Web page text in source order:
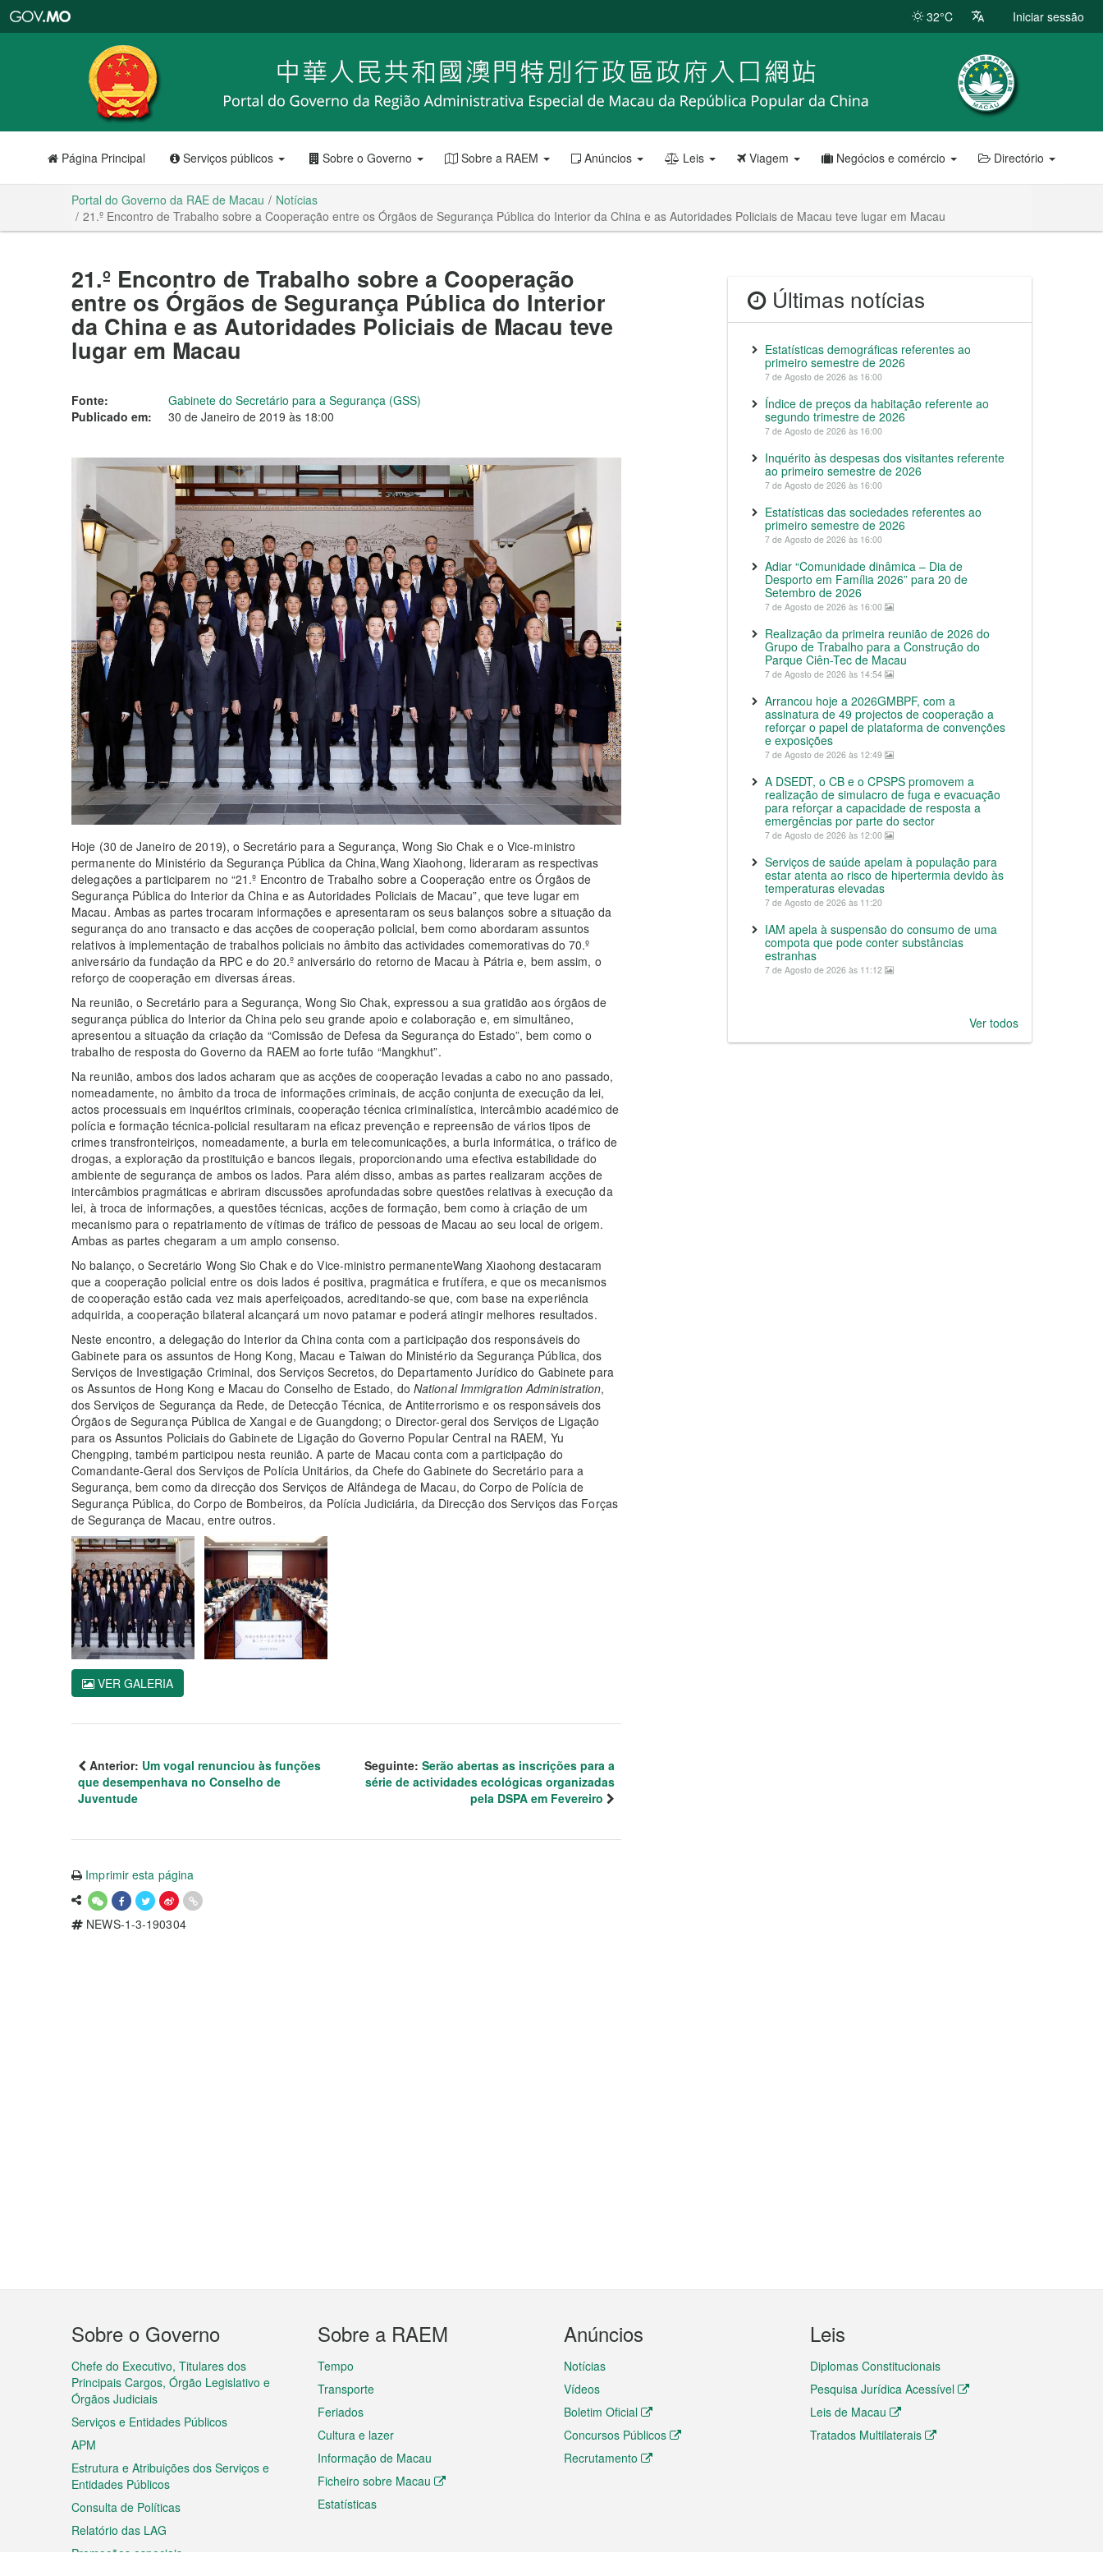
RAE
de
Macau
32°C Iniciar sessão
Página Principal Serviços públicos Sobre o Governo Sobre a RAEM Anúncios Leis Viagem Negócios e comércio Directório
Portal do Governo da RAE de Macau
Notícias
21.º Encontro de Trabalho sobre a Cooperação entre os Órgãos de Segurança Pública do Interior da China e as Autoridades Policiais de Macau teve lugar em Macau
21.º Encontro de Trabalho sobre a Cooperação
entre os Órgãos de Segurança Pública do Interior
da China e as Autoridades Policiais de Macau teve
lugar em Macau
Fonte:
Gabinete do Secretário para a Segurança (GSS)
Publicado em:
30 de Janeiro de 2019 às 18:00
Hoje (30 de Janeiro de 2019), o Secretário para a Segurança, Wong Sio Chak e o Vice-ministro
permanente do Ministério da Segurança Pública da China,Wang Xiaohong, lideraram as respectivas
delegações a participarem no “21.º Encontro de Trabalho sobre a Cooperação entre os Órgãos de
Segurança Pública do Interior da China e as Autoridades Policiais de Macau”, que teve lugar em
Macau. Ambas as partes trocaram informações e apresentaram os seus balanços sobre a situação da
segurança do ano transacto e das acções de cooperação policial, bem como abordaram assuntos
relativos à implementação de trabalhos policiais no âmbito das actividades comemorativas do 70.º
aniversário da fundação da RPC e do 20.º aniversário do retorno de Macau à Pátria e, bem assim, o
reforço de cooperação em diversas áreas.
Na reunião, o Secretário para a Segurança, Wong Sio Chak, expressou a sua gratidão aos órgãos de
segurança pública do Interior da China pelo seu grande apoio e colaboração e, em simultâneo,
apresentou a situação da criação da “Comissão de Defesa da Segurança do Estado”, bem como o
trabalho de resposta do Governo da RAEM ao forte tufão “Mangkhut”.
Na reunião, ambos dos lados acharam que as acções de cooperação levadas a cabo no ano passado,
nomeadamente, no âmbito da troca de informações criminais, de acção conjunta de execução da lei,
actos processuais em inquéritos criminais, cooperação técnica criminalística, intercâmbio académico de
polícia e formação técnica-policial resultaram na eficaz prevenção e repreensão de vários tipos de
crimes transfronteiriços, nomeadamente, a burla em telecomunicações, a burla informática, o tráfico de
drogas, a exploração da prostituição e bancos ilegais, proporcionando uma efectiva estabilidade do
ambiente de segurança de ambos os lados. Para além disso, ambas as partes realizaram acções de
intercâmbios pragmáticas e abriram discussões aprofundadas sobre questões relativas à execução da
lei, à troca de informações, a questões técnicas, acções de formação, bem como à criação de um
mecanismo para o repatriamento de vítimas de tráfico de pessoas de Macau ao seu local de origem.
Ambas as partes chegaram a um amplo consenso.
No balanço, o Secretário Wong Sio Chak e do Vice-ministro permanenteWang Xiaohong destacaram
que a cooperação policial entre os dois lados é positiva, pragmática e frutífera, e que os mecanismos
de cooperação estão cada vez mais aperfeiçoados, acreditando-se que, com base na experiência
adquirida, a cooperação bilateral alcançará um novo patamar e poderá atingir melhores resultados.
Neste encontro, a delegação do Interior da China conta com a participação dos responsáveis do
Gabinete para os assuntos de Hong Kong, Macau e Taiwan do Ministério da Segurança Pública, dos
Serviços de Investigação Criminal, dos Serviços Secretos, do Departamento Jurídico do Gabinete para
os Assuntos de Hong Kong e Macau do Conselho de Estado, do National Immigration Administration,
dos Serviços de Segurança da Rede, de Detecção Técnica, de Antiterrorismo e os responsáveis dos
Órgãos de Segurança Pública de Xangai e de Guangdong; o Director-geral dos Serviços de Ligação
para os Assuntos Policiais do Gabinete de Ligação do Governo Popular Central na RAEM, Yu
Chengping, também participou nesta reunião. A parte de Macau conta com a participação do
Comandante-Geral dos Serviços de Polícia Unitários, da Chefe do Gabinete do Secretário para a
Segurança, bem como da direcção dos Serviços de Alfândega de Macau, do Corpo de Polícia de
Segurança Pública, do Corpo de Bombeiros, da Polícia Judiciária, da Direcção dos Serviços das Forças
de Segurança de Macau, entre outros.
VER GALERIA
Anterior: Um vogal renunciou às funções
que desempenhava no Conselho de
Juventude
Seguinte: Serão abertas as inscrições para a
série de actividades ecológicas organizadas
pela DSPA em Fevereiro
Imprimir esta página
NEWS-1-3-190304
Últimas notícias
Estatísticas demográficas referentes ao
primeiro semestre de 2026
7 de Agosto de 2026 às 16:00
Índice de preços da habitação referente ao
segundo trimestre de 2026
7 de Agosto de 2026 às 16:00
Inquérito às despesas dos visitantes referente
ao primeiro semestre de 2026
7 de Agosto de 2026 às 16:00
Estatísticas das sociedades referentes ao
primeiro semestre de 2026
7 de Agosto de 2026 às 16:00
Adiar “Comunidade dinâmica – Dia de
Desporto em Família 2026” para 20 de
Setembro de 2026
7 de Agosto de 2026 às 16:00
Realização da primeira reunião de 2026 do
Grupo de Trabalho para a Construção do
Parque Ciên-Tec de Macau
7 de Agosto de 2026 às 14:54
Arrancou hoje a 2026GMBPF, com a
assinatura de 49 projectos de cooperação a
reforçar o papel de plataforma de convenções
e exposições
7 de Agosto de 2026 às 12:49
A DSEDT, o CB e o CPSPS promovem a
realização de simulacro de fuga e evacuação
para reforçar a capacidade de resposta a
emergências por parte do sector
7 de Agosto de 2026 às 12:00
Serviços de saúde apelam à população para
estar atenta ao risco de hipertermia devido às
temperaturas elevadas
7 de Agosto de 2026 às 11:20
IAM apela à suspensão do consumo de uma
compota que pode conter substâncias
estranhas
7 de Agosto de 2026 às 11:12
Ver todos
Menu
do
rodapé
Sobre o Governo
Chefe do Executivo, Titulares dos
Principais Cargos, Órgão Legislativo e
Órgãos Judiciais
Serviços e Entidades Públicos
APM
Estrutura e Atribuições dos Serviços e
Entidades Públicos
Consulta de Políticas
Relatório das LAG
Promoções especiais
Sobre a RAEM
Tempo
Transporte
Feriados
Cultura e lazer
Informação de Macau
Ficheiro sobre Macau
Estatísticas
Anúncios
Notícias
Vídeos
Boletim Oficial
Concursos Públicos
Recrutamento
Leis
Diplomas Constitucionais
Pesquisa Jurídica Acessível
Leis de Macau
Tratados Multilaterais